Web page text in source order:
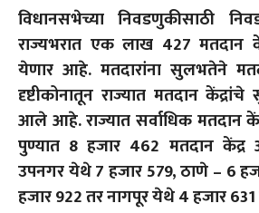
विधानसभेच्या निवडणुकीसाठी
राज्यभरात एक लाख 427 मतदान
येणार आहे. मतदारांना सुलभतेने
दृष्टीकोनातून राज्यात मतदान
आले आहे. राज्यात सर्वाधिक मतदान
पुण्यात 8 हजार 462 मतदान केंद्र
उपनगर येथे 7 हजार 579, ठाणे – 6
हजार 922 तर नागपूर येथे 4 हजार